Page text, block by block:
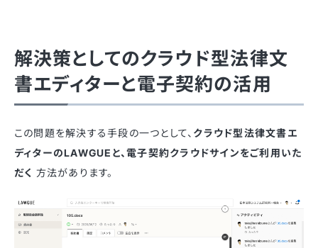
解決策としてのクラウド型法律文
書エディターと電子契約の活用
この問題を解決する手段の一つとして、 クラウド型法律文書エ
ディターのLAWGUEと、電子契約クラウドサインをご利用いた
だく 方法があります。